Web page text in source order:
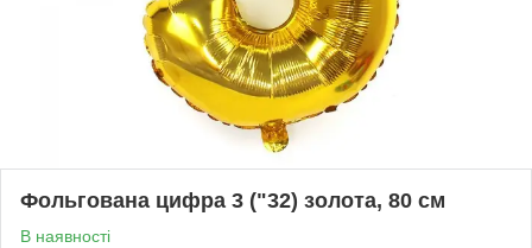
Фольгована цифра 3 ("32) золота, 80 см
В наявності